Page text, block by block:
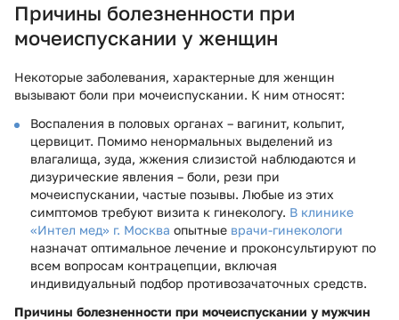
Причины болезненности при
мочеиспускании у женщин
Некоторые заболевания, характерные для женщин
вызывают боли при мочеиспускании. К ним относят:
Воспаления в половых органах – вагинит, кольпит,
цервицит. Помимо ненормальных выделений из
влагалища, зуда, жжения слизистой наблюдаются и
дизурические явления – боли, рези при
мочеиспускании, частые позывы. Любые из этих
симптомов требуют визита к гинекологу. В клинике
«Интел мед» г. Москва опытные врачи-гинекологи
назначат оптимальное лечение и проконсультируют по
всем вопросам контрацепции, включая
индивидуальный подбор противозачаточных средств.
Причины болезненности при мочеиспускании у мужчин